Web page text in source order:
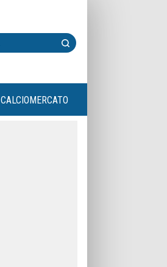
CALCIOMERCATO